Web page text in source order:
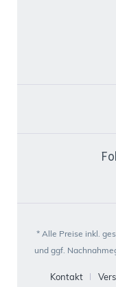
* Alle Preise inkl.
und ggf.
Kontakt